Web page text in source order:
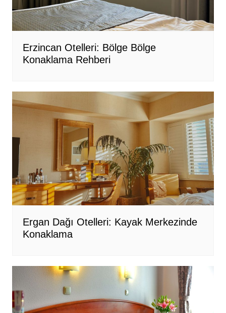
Erzincan Otelleri: Bölge Bölge
Konaklama Rehberi
Ergan Dağı Otelleri: Kayak Merkezinde
Konaklama